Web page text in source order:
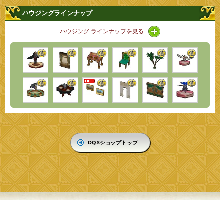
ハウジングラインナップ
ハウジング ラインナップを見る アイコン / ラインナ
DQXショップトップ